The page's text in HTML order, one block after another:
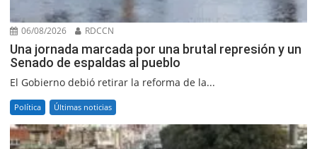
06/08/2026 RDCCN
Una jornada marcada por una brutal represión y un
Senado de espaldas al pueblo
El Gobierno debió retirar la reforma de la...
Política Últimas noticias